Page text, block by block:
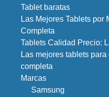
Tablet baratas
Las Mejores Tablets por
Completa
Tablets Calidad Precio:
Las mejores tablets
completa
Marcas
Samsung